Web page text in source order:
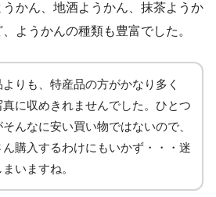
かん、地酒ようかん、抹茶ようか
ようかんの種類も豊富でした。
よりも、特産品の方がかなり多く
真に収めきれませんでした。ひとつ
んなに安い買い物ではないので、
ん購入するわけにもいかず・・・迷
いますね。